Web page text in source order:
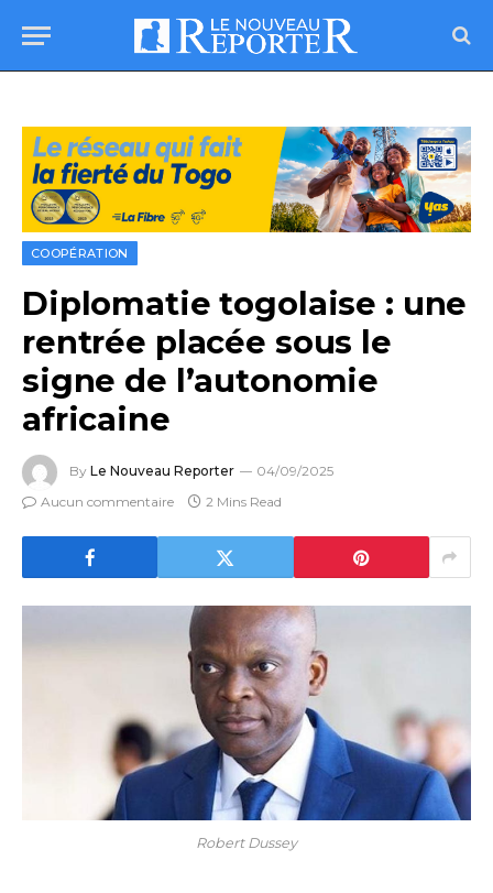
COOPÉRATION
Diplomatie togolaise : une
rentrée placée sous le
signe de l’autonomie
africaine
By Le Nouveau Reporter
04/09/2025
Aucun commentaire
2 Mins Read
Robert Dussey